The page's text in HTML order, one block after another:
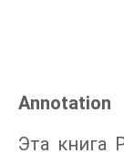
Annotation
Эта книга